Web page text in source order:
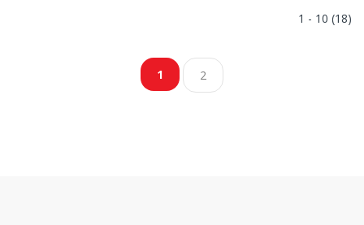
1 - 10 (18)
1 2